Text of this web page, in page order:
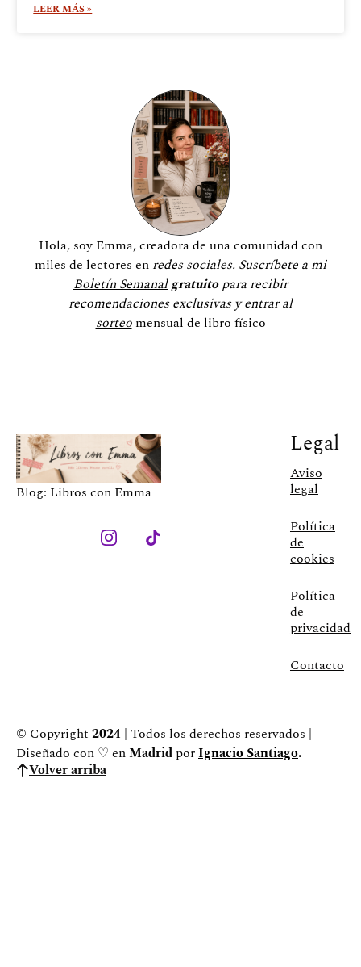
LEER MÁS »
Hola, soy Emma, creadora de una comunidadcon
miles de lectores enredes sociales. Suscríbete a mi
Boletín Semanalgratuitopara recibir
recomendaciones exclusivas y entrar al
sorteomensual de libro físico
Blog: Libros con Emma
Legal
Aviso
legal
Política
de
cookies
Política
de
privacidad
Contacto
© Copyright 2024 | Todos los derechos reservados |
Diseñado con ♡ enMadrid porIgnacio Santiago.
Volver arriba